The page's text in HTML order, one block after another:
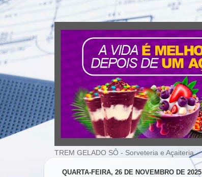
TREM GELADO SÔ - Sorveteria e Açaiteria
QUARTA-FEIRA, 26 DE NOVEMBRO DE 2025